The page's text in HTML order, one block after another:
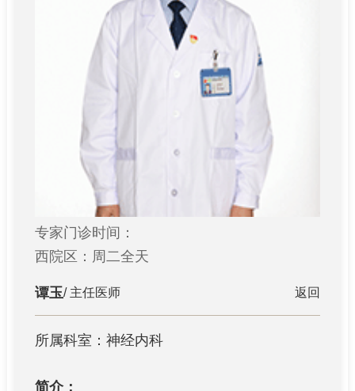
专家门诊时间：
西院区：周二全天
谭玉/ 主任医师 返回
所属科室：神经内科
简介：